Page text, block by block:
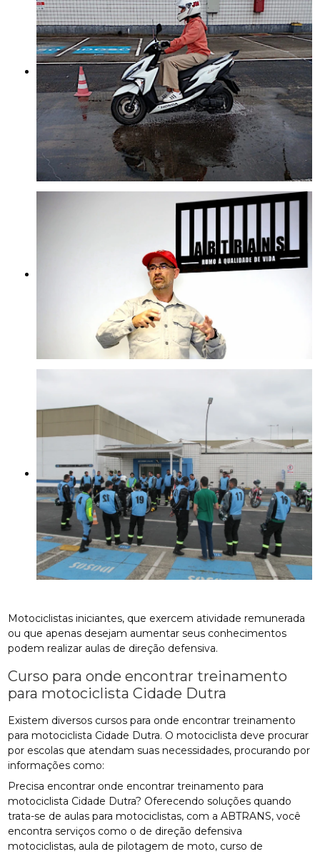
Motociclistas iniciantes, que exercem atividade remunerada
ou que apenas desejam aumentar seus conhecimentos
podem realizar aulas de direção defensiva.
Curso para onde encontrar treinamento
para motociclista Cidade Dutra
Existem diversos cursos para onde encontrar treinamento
para motociclista Cidade Dutra. O motociclista deve procurar
por escolas que atendam suas necessidades, procurando por
informações como:
Precisa encontrar onde encontrar treinamento para
motociclista Cidade Dutra? Oferecendo soluções quando
trata-se de aulas para motociclistas, com a ABTRANS, você
encontra serviços como o de direção defensiva
motociclistas, aula de pilotagem de moto, curso de